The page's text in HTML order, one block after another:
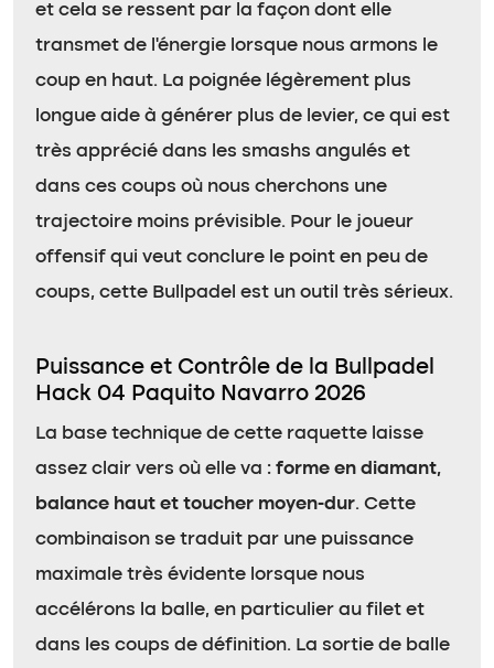
et cela se ressent par la façon dont elle
transmet de l’énergie lorsque nous armons le
coup en haut. La poignée légèrement plus
longue aide à générer plus de levier, ce qui est
très apprécié dans les smashs angulés et
dans ces coups où nous cherchons une
trajectoire moins prévisible. Pour le joueur
offensif qui veut conclure le point en peu de
coups, cette Bullpadel est un outil très sérieux.
Puissance et Contrôle de la Bullpadel
Hack 04 Paquito Navarro 2026
La base technique de cette raquette laisse
assez clair vers où elle va : forme en diamant,
balance haut et toucher moyen-dur. Cette
combinaison se traduit par une puissance
maximale très évidente lorsque nous
accélérons la balle, en particulier au filet et
dans les coups de définition. La sortie de balle